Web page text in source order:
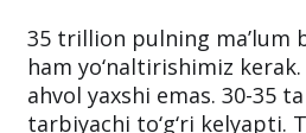
35 trillion pulning ma’lum
ham yo‘naltirishimiz kerak.
ahvol yaxshi emas. 30-35
tarbiyachi to‘g‘ri kelyapti.